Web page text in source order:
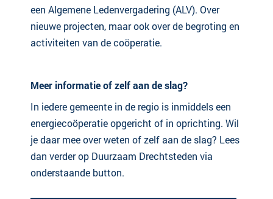
een Algemene Ledenvergadering (ALV). Over
nieuwe projecten, maar ook over de begroting en
activiteiten van de coöperatie.
Meer informatie of zelf aan de slag?
In iedere gemeente in de regio is inmiddels een
energiecoöperatie opgericht of in oprichting. Wil
je daar mee over weten of zelf aan de slag? Lees
dan verder op Duurzaam Drechtsteden via
onderstaande button.